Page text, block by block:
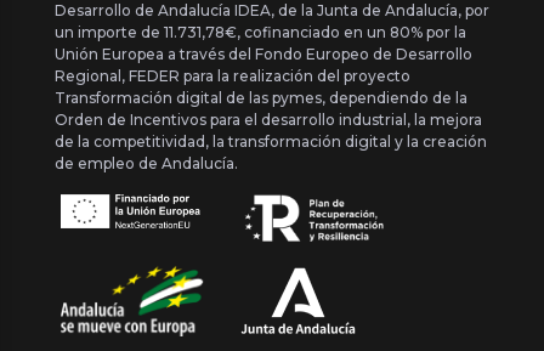
Desarrollo de Andalucía IDEA, de la Junta de Andalucía, por
un importe de 11.731,78€, cofinanciado en un 80% por la
Unión Europea a través del Fondo Europeo de Desarrollo
Regional, FEDER para la realización del proyecto
Transformación digital de las pymes, dependiendo de la
Orden de Incentivos para el desarrollo industrial, la mejora
de la competitividad, la transformación digital y la creación
de empleo de Andalucía.